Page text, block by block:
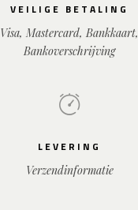
VEILIGE BETALING
Visa, Mastercard, Bankkaart,
Bankoverschrijving
LEVERING
Verzendinformatie